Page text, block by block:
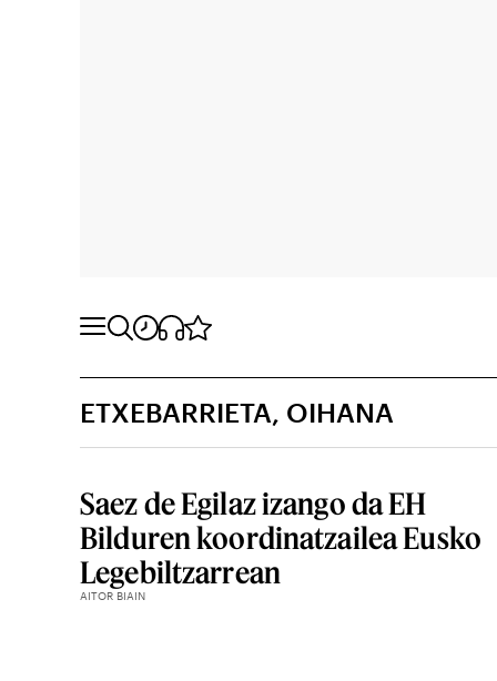
ETXEBARRIETA, OIHANA
Saez de Egilaz izango da EH
Bilduren koordinatzailea Eusko
Legebiltzarrean
AITOR BIAIN